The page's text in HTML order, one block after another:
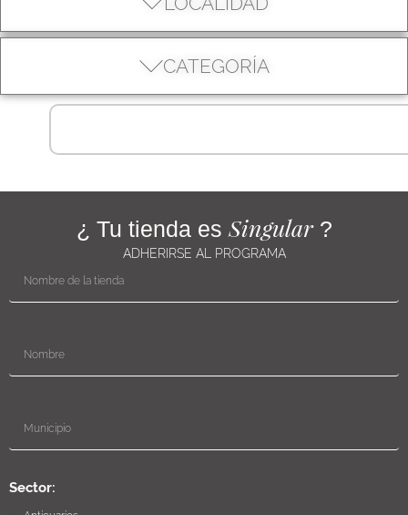
CATEGORÍA
¿ Tu tienda es Singular?
ADHERIRSE AL PROGRAMA
Sector: